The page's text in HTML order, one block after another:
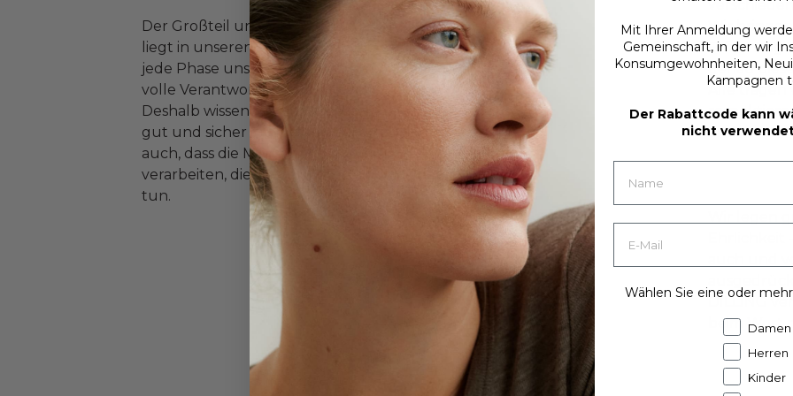
Der Großteil unserer Wertschöpfungskette
liegt in unseren eigenen Händen, sodass wir für
jede Phase unserer Kleidungsproduktion die
volle Verantwortung übernehmen können.
Deshalb wissen wir, dass das Leben der Schafe
gut und sicher ist und sie viel Platz haben. Aber
auch, dass die Menschen, die unsere Wolle
verarbeiten, dies unter guten Bedingungen
tun.
Wir
genau
Alle tragen
sind.
Wir legen
auch und
DILLING
beim Wort
Mit Ihrer Anmeldung
Gemeinschaft, in der wir
Konsumgewohnheiten,
Kampagnen
Der Rabattcode kann
nicht
Wählen Sie eine oder
Damen
Herren
Kinder